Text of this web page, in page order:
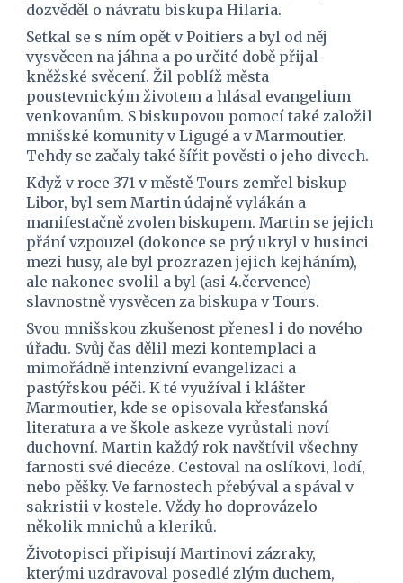
dozvěděl o návratu biskupa Hilaria.
Setkal se s ním opět v Poitiers a byl od něj
vysvěcen na jáhna a po určité době přijal
kněžské svěcení. Žil poblíž města
poustevnickým životem a hlásal evangelium
venkovanům. S biskupovou pomocí také založil
mnišské komunity v Ligugé a v Marmoutier.
Tehdy se začaly také šířit pověsti o jeho divech.
Když v roce 371 v městě Tours zemřel biskup
Libor, byl sem Martin údajně vylákán a
manifestačně zvolen biskupem. Martin se jejich
přání vzpouzel (dokonce se prý ukryl v husinci
mezi husy, ale byl prozrazen jejich kejháním),
ale nakonec svolil a byl (asi 4.července)
slavnostně vysvěcen za biskupa v Tours.
Svou mnišskou zkušenost přenesl i do nového
úřadu. Svůj čas dělil mezi kontemplaci a
mimořádně intenzivní evangelizaci a
pastýřskou péči. K té využíval i klášter
Marmoutier, kde se opisovala křesťanská
literatura a ve škole askeze vyrůstali noví
duchovní. Martin každý rok navštívil všechny
farnosti své diecéze. Cestoval na oslíkovi, lodí,
nebo pěšky. Ve farnostech přebýval a spával v
sakristii v kostele. Vždy ho doprovázelo
několik mnichů a kleriků.
Životopisci připisují Martinovi zázraky,
kterými uzdravoval posedlé zlým duchem,